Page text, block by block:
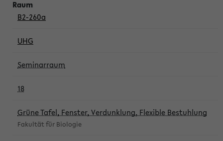
B2-260a
UHG
Seminarraum
18
Grüne Tafel, Fenster, Verdunklung, Flexible Bestuhlung
Fakultät für Biologie